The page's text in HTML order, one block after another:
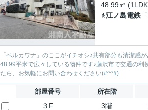
48.99㎡
江ノ島電鉄 「
「ベルカワナ」のここがイチオシ♪共有部分も清潔感
48.99平米で広々している物件です♪藤沢市で交通の利
たら、お気軽にお問い合わせください(#^^#)
部屋番号 所在階
３F 3階